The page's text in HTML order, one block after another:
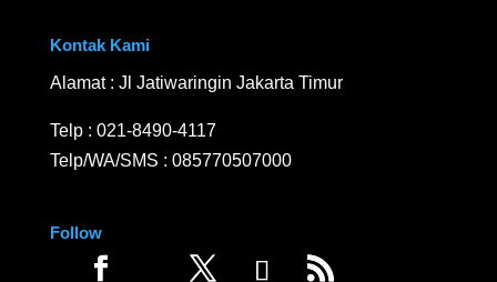
Kontak Kami
Alamat : Jl Jatiwaringin Jakarta Timur
Telp : 021-8490-4117
Telp/WA/SMS : 085770507000
Follow